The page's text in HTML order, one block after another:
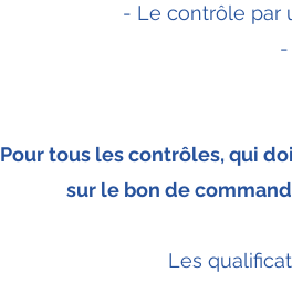
- Le contrôle par
-
Pour tous les contrôles, qui
sur le bon de
Les